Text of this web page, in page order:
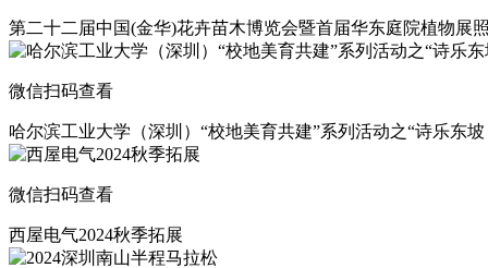
第二十二届中国(金华)花卉苗木博览会暨首届华东庭院植物展
微信扫码查看
哈尔滨工业大学（深圳）“校地美育共建”系列活动之“诗乐东
微信扫码查看
西屋电气2024秋季拓展